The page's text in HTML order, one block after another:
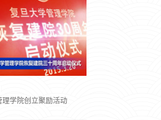
理学院创立聚励活动